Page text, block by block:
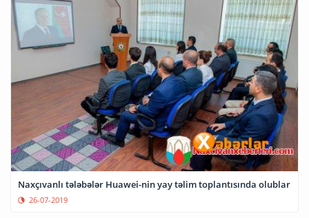
Naxçıvanlı tələbələr Huawei-nin yay təlim toplantısında olublar
26-07-2019